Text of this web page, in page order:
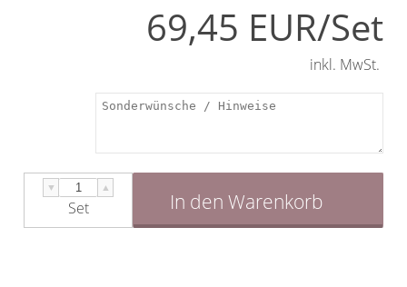
69,45 EUR/Set
inkl. MwSt.
▼ ▲
Set In den Warenkorb